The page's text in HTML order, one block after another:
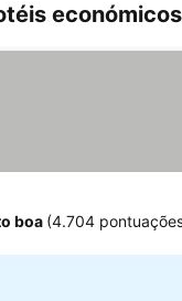
boa (4.704